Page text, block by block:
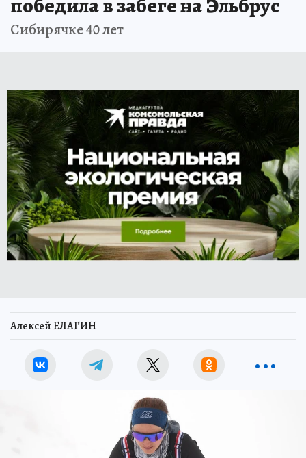
победила в забеге на Эльбрус
Сибирячке 40 лет
Алексей ЕЛАГИН